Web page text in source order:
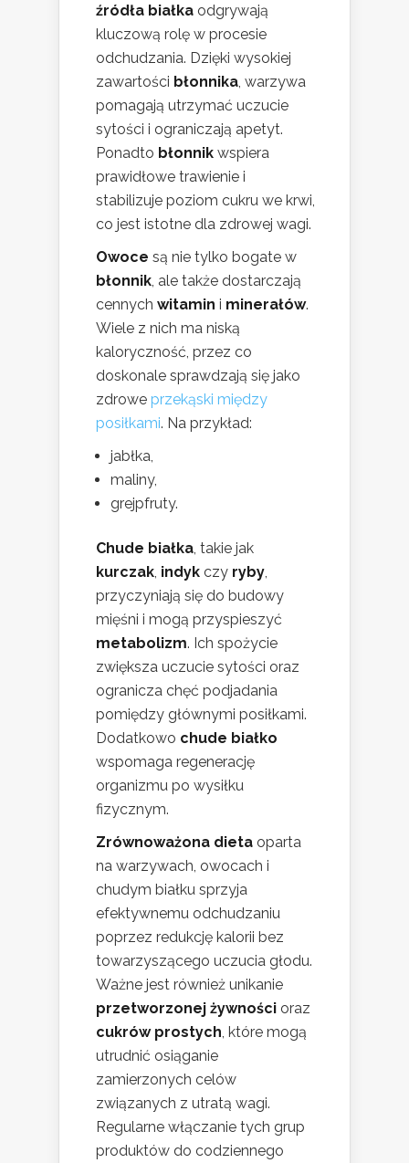
źródła białka odgrywają
kluczową rolę w procesie
odchudzania. Dzięki wysokiej
zawartości błonnika, warzywa
pomagają utrzymać uczucie
sytości i ograniczają apetyt.
Ponadto błonnik wspiera
prawidłowe trawienie i
stabilizuje poziom cukru we krwi,
co jest istotne dla zdrowej wagi.
Owoce są nie tylko bogate w
błonnik, ale także dostarczają
cennych witamin i minerałów.
Wiele z nich ma niską
kaloryczność, przez co
doskonale sprawdzają się jako
zdrowe przekąski między
posiłkami. Na przykład:
jabłka,
maliny,
grejpfruty.
Chude białka, takie jak
kurczak, indyk czy ryby,
przyczyniają się do budowy
mięśni i mogą przyspieszyć
metabolizm. Ich spożycie
zwiększa uczucie sytości oraz
ogranicza chęć podjadania
pomiędzy głównymi posiłkami.
Dodatkowo chude białko
wspomaga regenerację
organizmu po wysiłku
fizycznym.
Zrównoważona dieta oparta
na warzywach, owocach i
chudym białku sprzyja
efektywnemu odchudzaniu
poprzez redukcję kalorii bez
towarzyszącego uczucia głodu.
Ważne jest również unikanie
przetworzonej żywności oraz
cukrów prostych, które mogą
utrudnić osiąganie
zamierzonych celów
związanych z utratą wagi.
Regularne włączanie tych grup
produktów do codziennego